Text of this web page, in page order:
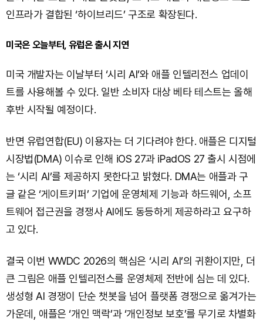
인프라가 결합된 ‘하이브리드’ 구조로 확장된다.
미국은 오늘부터, 유럽은 출시 지연
미국 개발자는 이날부터 ‘시리 AI’와 애플 인텔리전스 업데이
트를 사용해볼 수 있다. 일반 소비자 대상 베타 테스트는 올해
후반 시작될 예정이다.
반면 유럽연합(EU) 이용자는 더 기다려야 한다. 애플은 디지털
시장법(DMA) 이슈로 인해 iOS 27과 iPadOS 27 출시 시점에
는 ‘시리 AI’를 제공하지 못한다고 밝혔다. DMA는 애플과 구
글 같은 ‘게이트키퍼’ 기업에 운영체제 기능과 하드웨어, 소프
트웨어 접근권을 경쟁사 AI에도 동등하게 제공하라고 요구하
고 있다.
결국 이번 WWDC 2026의 핵심은 ‘시리 AI’의 귀환이지만, 더
큰 그림은 애플 인텔리전스를 운영체제 전반에 심는 데 있다.
생성형 AI 경쟁이 단순 챗봇을 넘어 플랫폼 경쟁으로 옮겨가는
가운데, 애플은 ‘개인 맥락’과 ‘개인정보 보호’를 무기로 차별화